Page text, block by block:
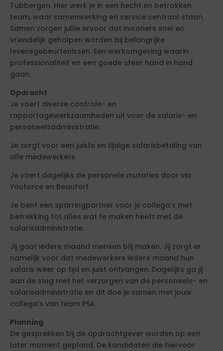
Tubbergen. Hier werk je in een hecht en betrokken
team, waar samenwerking en service centraal staan.
Samen zorgen jullie ervoor dat inwoners snel en
vriendelijk geholpen worden bij belangrijke
levensgebeurtenissen. Een werkomgeving waarin
professionaliteit en een goede sfeer hand in hand
gaan.
Opdracht
Je voert diverse controle- en
rapportagewerkzaamheden uit voor de salaris- en
personeelsadministratie.
Je zorgt voor een juiste en tijdige salarisbetaling van
alle medewerkers.
Je voert dagelijks de personele mutaties door via
Youforce en Beaufort.
Je bent een sparringpartner voor je collega’s met
betrekking tot alles wat te maken heeft met de
salarisadministratie.
Jij gaat iedere maand mensen blij maken. Jij zorgt er
namelijk voor dat medewerkers iedere maand hun
salaris weer op tijd en juist ontvangen. Dagelijks ga jij
aan de slag met het verzorgen van de personeels- en
salarisadministratie en dit doe je samen met jouw
collega’s van team PSA.
Planning
De gesprekken bij de opdrachtgever worden op een
later moment gepland. De kandidaten die hiervoor